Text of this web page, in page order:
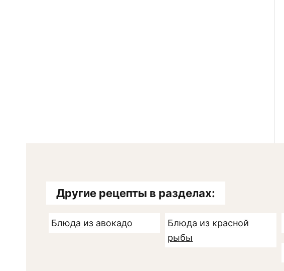
Другие рецепты в разделах:
Блюда из авокадо
Блюда из красной
рыбы